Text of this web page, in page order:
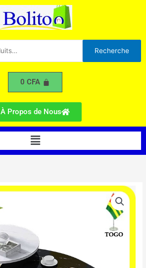
Recherche
0CFA
À Propos de Nous
Menu